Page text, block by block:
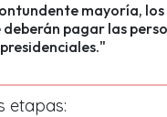
mayoría,
pagar las
etapas: